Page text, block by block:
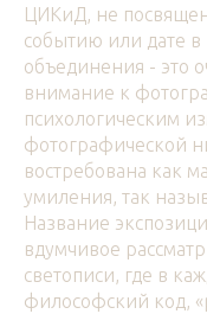
ЦИКиД, не
событию или дате в
объединения - это
внимание к
психологическим
фотографической
востребована как
умиления, так
Название
вдумчивое
светописи, где в
философский код,